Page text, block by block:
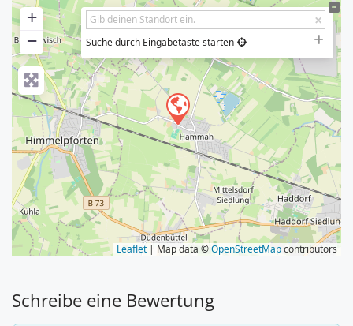
+
−
Suche durch Eingabetaste starten
Leaflet | Map data ©OpenStreetMapcontributors
Schreibe eine Bewertung